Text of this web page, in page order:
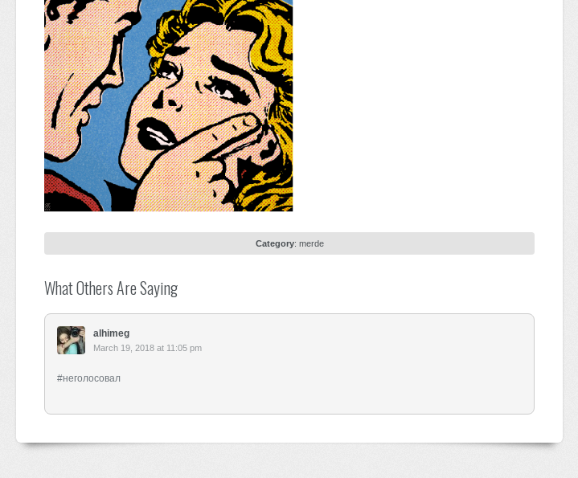
Category: merde
What Others Are Saying
alhimeg
March 19, 2018 at 11:05 pm
#неголосовал